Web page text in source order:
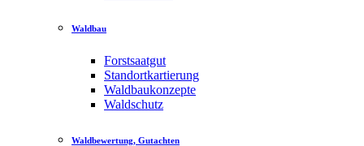
Waldbau
Forstsaatgut
Standortkartierung
Waldbaukonzepte
Waldschutz
Waldbewertung, Gutachten